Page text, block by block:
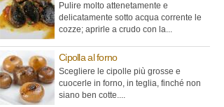
Pulire molto attenetamente e
delicatamente sotto acqua corrente le
cozze; aprirle a crudo con la...
Cipolla al forno
Scegliere le cipolle più grosse e
cuocerle in forno, in teglia, finché non
siano ben cotte....